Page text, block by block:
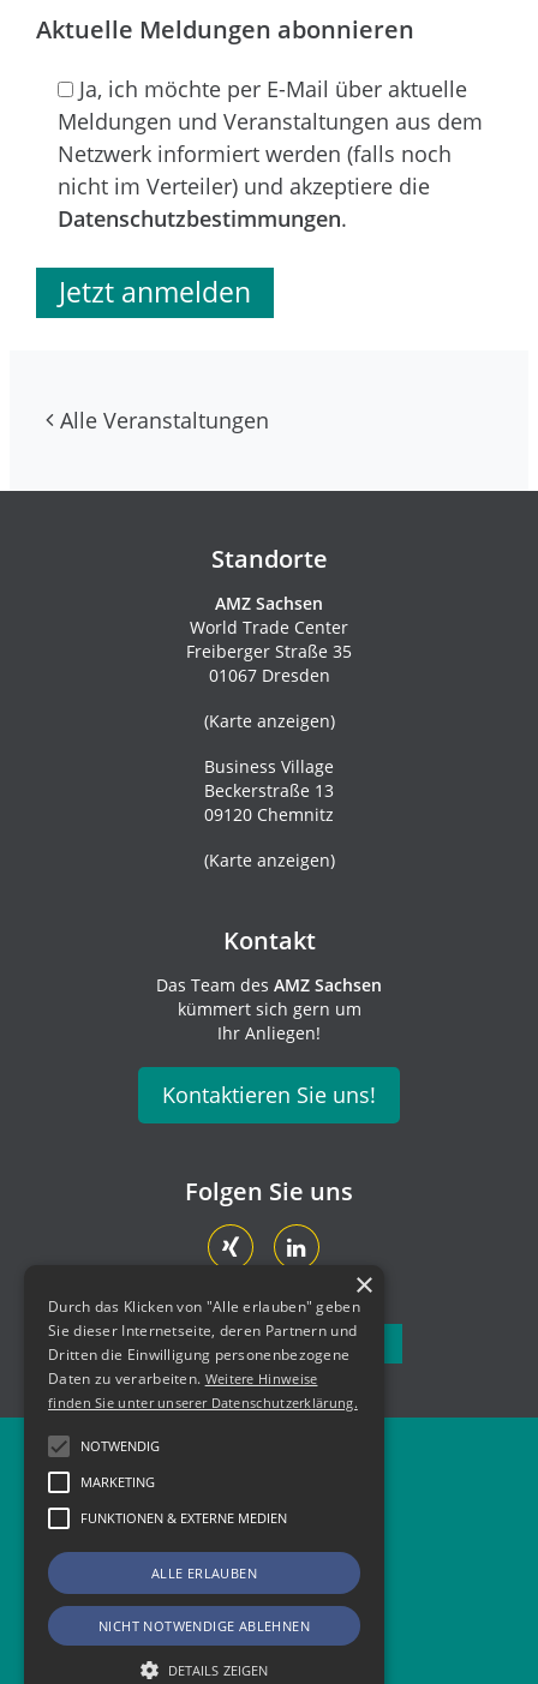
Aktuelle Meldungen abonnieren
Ja, ich möchte per E-Mail über aktuelle
Meldungen und Veranstaltungen aus dem
Netzwerk informiert werden (falls noch
nicht im Verteiler) und akzeptiere die
Datenschutzbestimmungen.
Alle Veranstaltungen
Standorte
AMZ Sachsen
World Trade Center
Freiberger Straße 35
01067 Dresden
(Karte anzeigen)
Business Village
Beckerstraße 13
09120 Chemnitz
(Karte anzeigen)
Kontakt
Das Team des AMZ Sachsen
kümmert sich gern um
Ihr Anliegen!
Kontaktieren Sie uns!
Folgen Sie uns
Newsletter abonnieren
Kontakt
Datenschutz
×
Durch das Klicken von "Alle erlauben" geben
Sie dieser Internetseite, deren Partnern und
Dritten die Einwilligung personenbezogene
Daten zu verarbeiten. Weitere Hinweise
finden Sie unter unserer Datenschutzerklärung.
NOTWENDIG
MARKETING
FUNKTIONEN & EXTERNE MEDIEN
ALLE ERLAUBEN
NICHT NOTWENDIGE ABLEHNEN
DETAILS ZEIGEN